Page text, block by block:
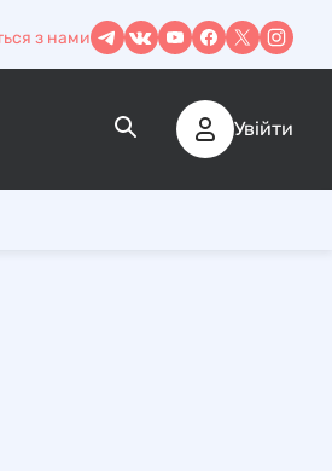
з нами
Увійти